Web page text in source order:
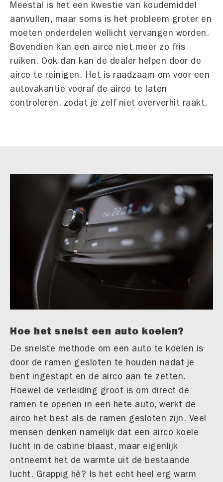
Meestal is het een kwestie van koudemiddel
aanvullen, maar soms is het probleem groter en
moeten onderdelen wellicht vervangen worden.
Bovendien kan een airco niet meer zo fris
ruiken. Ook dan kan de dealer helpen door de
airco te reinigen. Het is raadzaam om voor een
autovakantie vooraf de airco te laten
controleren, zodat je zelf niet oververhit raakt.
Hoe het snelst een auto koelen?
De snelste methode om een auto te koelen is
door de ramen gesloten te houden nadat je
bent ingestapt en de airco aan te zetten.
Hoewel de verleiding groot is om direct de
ramen te openen in een hete auto, werkt de
airco het best als de ramen gesloten zijn. Veel
mensen denken namelijk dat een airco koele
lucht in de cabine blaast, maar eigenlijk
ontneemt het de warmte uit de bestaande
lucht. Grappig hè? Is het echt heel erg warm